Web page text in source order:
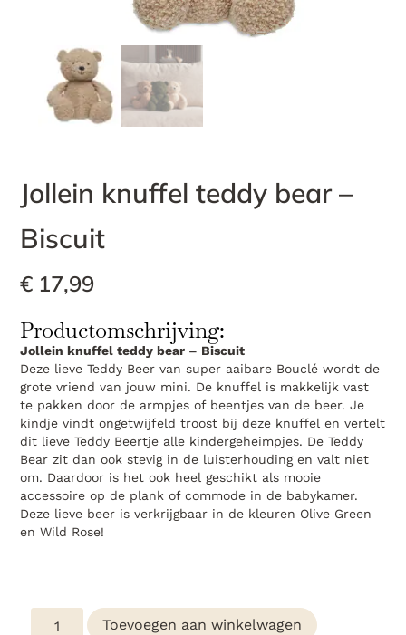
Jollein knuffel teddy bear –
Biscuit
€ 17,99
Productomschrijving:
Jollein knuffel teddy bear – Biscuit
Deze lieve Teddy Beer van super aaibare Bouclé wordt de
grote vriend van jouw mini. De knuffel is makkelijk vast
te pakken door de armpjes of beentjes van de beer. Je
kindje vindt ongetwijfeld troost bij deze knuffel en vertelt
dit lieve Teddy Beertje alle kindergeheimpjes. De Teddy
Bear zit dan ook stevig in de luisterhouding en valt niet
om. Daardoor is het ook heel geschikt als mooie
accessoire op de plank of commode in de babykamer.
Deze lieve beer is verkrijgbaar in de kleuren Olive Green
en Wild Rose!
Toevoegen aan winkelwagen